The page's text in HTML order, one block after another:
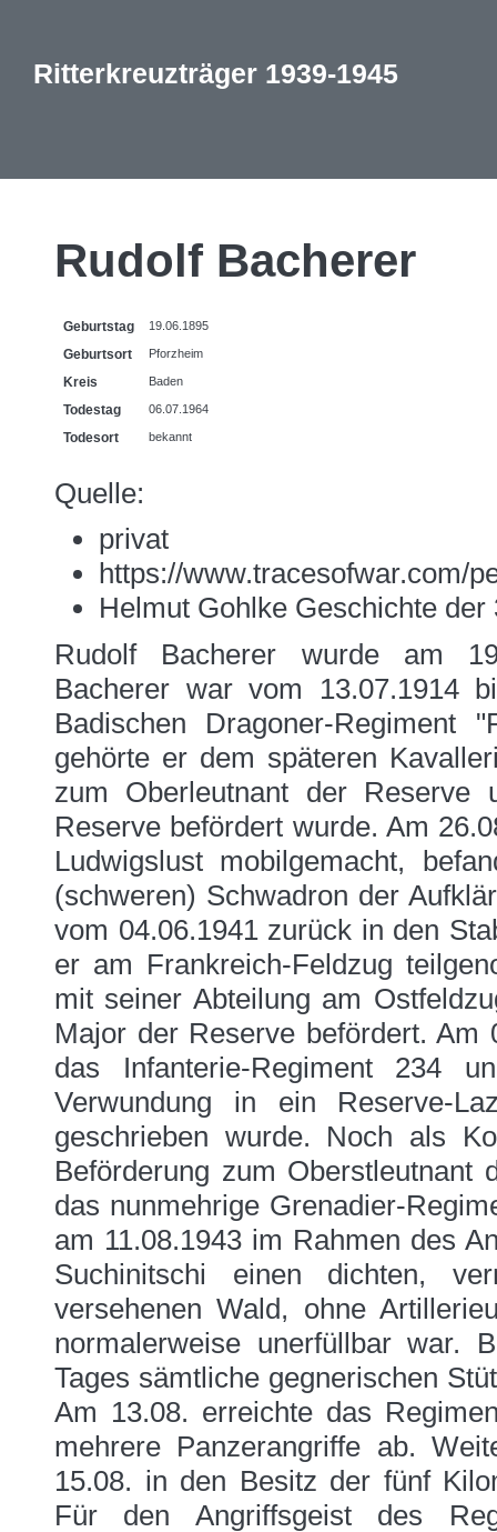
Ritterkreuzträger 1939-1945
Rudolf Bacherer
Geburtstag 19.06.1895
Geburtsort Pforzheim
Kreis Baden
Todestag 06.07.1964
Todesort bekannt
Quelle:
privat
https://www.tracesofwar.com/
Helmut Gohlke Geschichte
Rudolf Bacherer wurde am
Bacherer war vom 13.07.1914
Badischen Dragoner-
gehörte er dem späteren
zum Oberleutnant der Reserve
Reserve befördert wurde. Am
Ludwigslust mobilgemacht,
(schweren) Schwadron der
vom 04.06.1941 zurück in den
er am Frankreich-Feldzug
mit seiner Abteilung am
Major der Reserve befördert. Am
das Infanterie-Regiment 234
Verwundung in ein Reserve-
geschrieben wurde. Noch als
Beförderung zum Oberstleutnant
das nunmehrige Grenadier-
am 11.08.1943 im Rahmen des
Suchinitschi einen dichten,
versehenen Wald, ohne
normalerweise unerfüllbar war.
Tages sämtliche gegnerischen
Am 13.08. erreichte das
mehrere Panzerangriffe ab.
15.08. in den Besitz der fünf
Für den Angriffsgeist des